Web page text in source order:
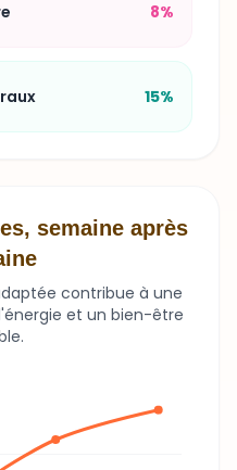
8%
15%
semaine après
contribue à une
et un bien-être